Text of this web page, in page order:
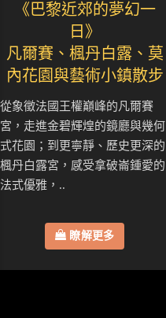
《巴黎近郊的夢幻一
日》
凡爾賽、楓丹白露、莫
內花園與藝術小鎮散步
從象徵法國王權巔峰的凡爾賽
宮，走進金碧輝煌的鏡廳與幾何
式花園；到更寧靜、歷史更深的
楓丹白露宮，感受拿破崙鍾愛的
法式優雅，..
瞭解更多